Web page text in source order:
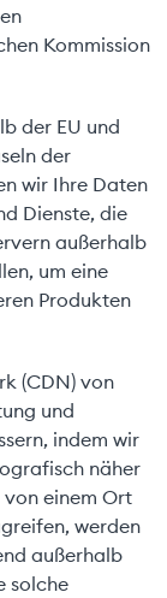
Kommission
der EU und
der
wir Ihre Daten
Dienste, die
außerhalb
um eine
Produkten
(CDN) von
und
indem wir
näher
von einem Ort
werden
außerhalb
solche